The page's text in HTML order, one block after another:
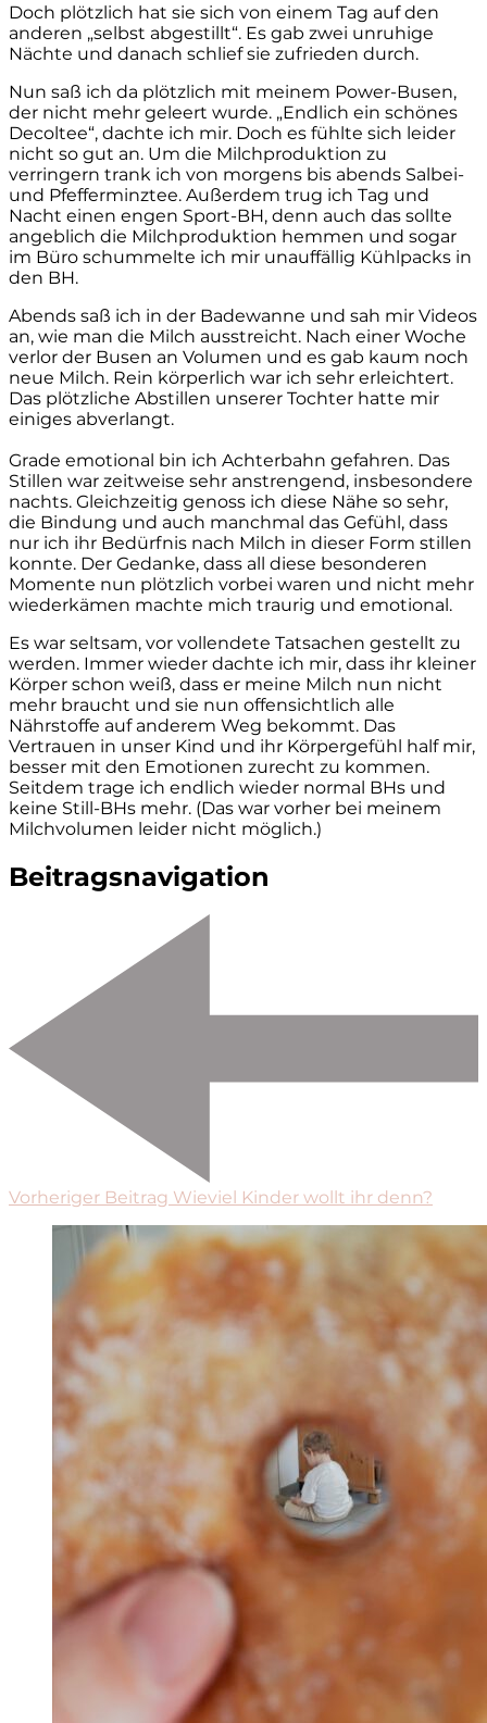
Doch plötzlich hat sie sich von einem Tag auf den
anderen „selbst abgestillt“. Es gab zwei unruhige
Nächte und danach schlief sie zufrieden durch.
Nun saß ich da plötzlich mit meinem Power-Busen,
der nicht mehr geleert wurde. „Endlich ein schönes
Decoltee“, dachte ich mir. Doch es fühlte sich leider
nicht so gut an. Um die Milchproduktion zu
verringern trank ich von morgens bis abends Salbei-
und Pfefferminztee. Außerdem trug ich Tag und
Nacht einen engen Sport-BH, denn auch das sollte
angeblich die Milchproduktion hemmen und sogar
im Büro schummelte ich mir unauffällig Kühlpacks in
den BH.
Abends saß ich in der Badewanne und sah mir Videos
an, wie man die Milch ausstreicht. Nach einer Woche
verlor der Busen an Volumen und es gab kaum noch
neue Milch. Rein körperlich war ich sehr erleichtert.
Das plötzliche Abstillen unserer Tochter hatte mir
einiges abverlangt.
Grade emotional bin ich Achterbahn gefahren. Das
Stillen war zeitweise sehr anstrengend, insbesondere
nachts. Gleichzeitig genoss ich diese Nähe so sehr,
die Bindung und auch manchmal das Gefühl, dass
nur ich ihr Bedürfnis nach Milch in dieser Form stillen
konnte. Der Gedanke, dass all diese besonderen
Momente nun plötzlich vorbei waren und nicht mehr
wiederkämen machte mich traurig und emotional.
Es war seltsam, vor vollendete Tatsachen gestellt zu
werden. Immer wieder dachte ich mir, dass ihr kleiner
Körper schon weiß, dass er meine Milch nun nicht
mehr braucht und sie nun offensichtlich alle
Nährstoffe auf anderem Weg bekommt. Das
Vertrauen in unser Kind und ihr Körpergefühl half mir,
besser mit den Emotionen zurecht zu kommen.
Seitdem trage ich endlich wieder normal BHs und
keine Still-BHs mehr. (Das war vorher bei meinem
Milchvolumen leider nicht möglich.)
Beitragsnavigation
Vorheriger Beitrag Wieviel Kinder wollt ihr denn?